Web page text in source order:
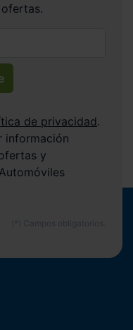
de privacidad.
información
y